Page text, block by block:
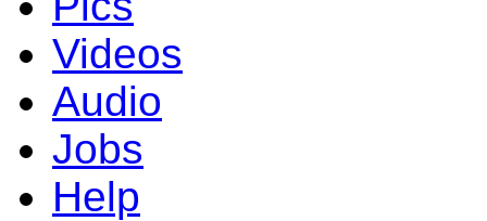
Videos
Audio
Jobs
Help